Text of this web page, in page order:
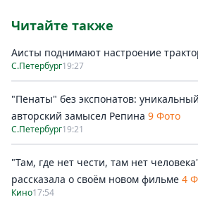
Читайте также
Аисты поднимают настроение
С.Петербург19:27
"Пенаты" без экспонатов:
авторский замысел Репина 9 Фото
С.Петербург19:21
"Там, где нет чести, там нет
рассказала о своём новом фильме 4
Кино17:54